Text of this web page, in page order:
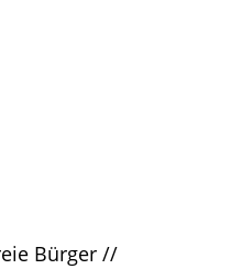
Bürger //